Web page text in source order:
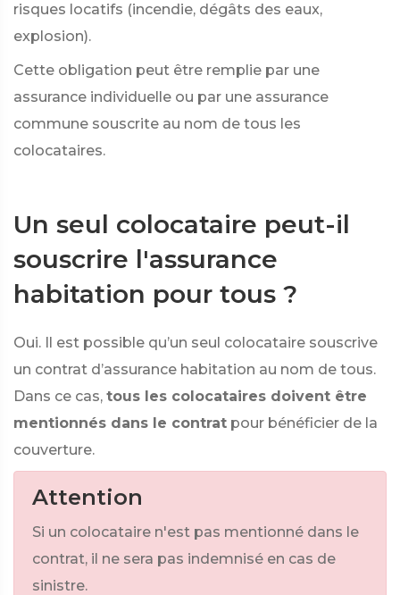
risques locatifs (incendie, dégâts des eaux,
explosion).
Cette obligation peut être remplie par une
assurance individuelle ou par une assurance
commune souscrite au nom de tous les
colocataires.
Un seul colocataire peut-il
souscrire l'assurance
habitation pour tous ?
Oui. Il est possible qu’un seul colocataire souscrive
un contrat d’assurance habitation au nom de tous.
Dans ce cas, tous les colocataires doivent être
mentionnés dans le contrat pour bénéficier de la
couverture.
Attention
Si un colocataire n'est pas mentionné dans le
contrat, il ne sera pas indemnisé en cas de
sinistre.